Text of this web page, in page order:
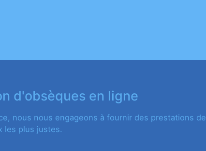
d'obsèques en ligne
nous nous engageons à fournir des prestations de
les plus justes.